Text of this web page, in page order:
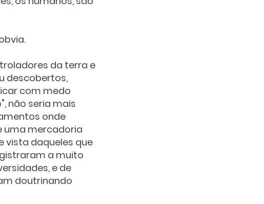
da terra e
descobertos,
com medo
não seria mais
onde
uma mercadoria
vista daqueles que
a muito
e de
doutrinando